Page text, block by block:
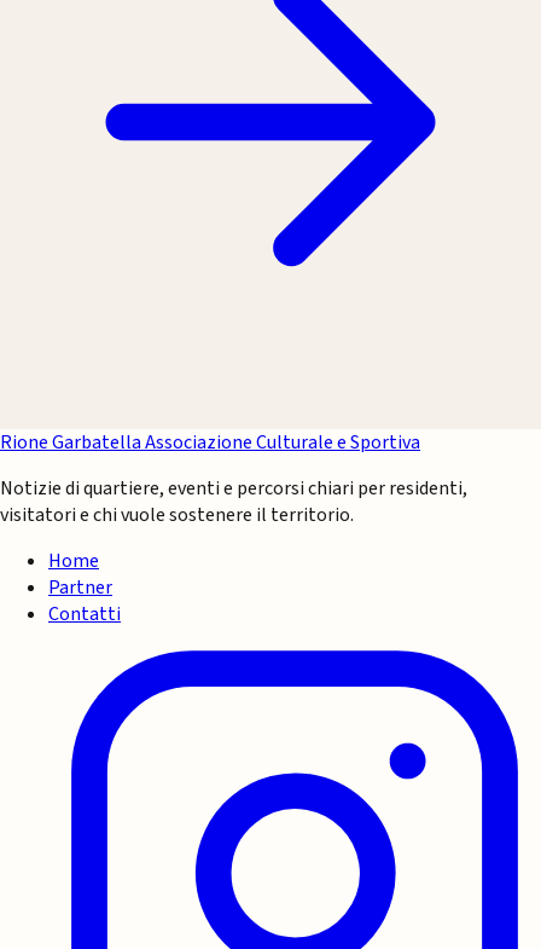
Rione GarbatellaAssociazione Culturale e Sportiva
Notizie di quartiere, eventi e percorsi chiari per residenti,
visitatori e chi vuole sostenere il territorio.
Home
Partner
Contatti